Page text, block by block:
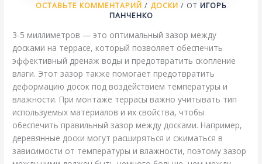
ОСТАВЬТЕ КОММЕНТАРИЙ / ДОСКИ / ОТ ИГОРЬ
ПАНЧЕНКО
3-5 миллиметров — это оптимальный зазор между
досками на террасе, который позволяет обеспечить
эффективный дренаж воды и предотвратить скопление
влаги. Этот зазор также помогает предотвратить
деформацию досок под воздействием температуры и
влажности. При монтаже террасы важно учитывать тип
используемых материалов и их свойства, чтобы
обеспечить правильный зазор между досками. Например,
деревянные доски могут расширяться и сжиматься в
зависимости от температуры и влажности, поэтому зазор